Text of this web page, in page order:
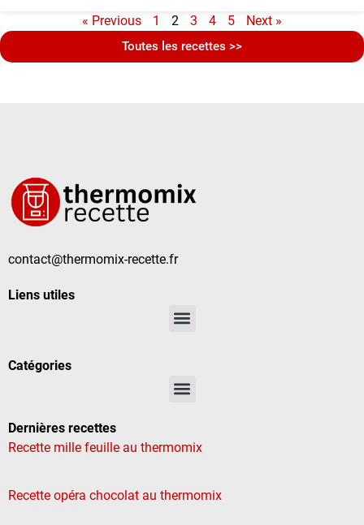
« Previous 1 2 3 4 5 Next »
Toutes les recettes >>
contact@thermomix-recette.fr
Liens utiles
Catégories
Dernières recettes
Recette mille feuille au thermomix
Recette opéra chocolat au thermomix